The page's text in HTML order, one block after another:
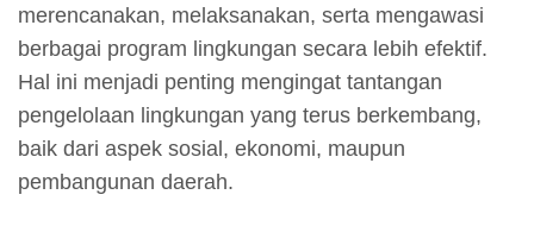
merencanakan, melaksanakan, serta mengawasi
berbagai program lingkungan secara lebih efektif.
Hal ini menjadi penting mengingat tantangan
pengelolaan lingkungan yang terus berkembang,
baik dari aspek sosial, ekonomi, maupun
pembangunan daerah.